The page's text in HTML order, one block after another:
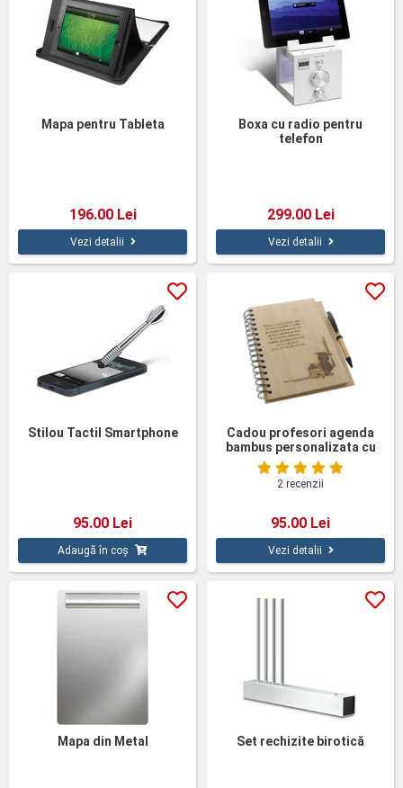
Mapa pentru Tableta
196.00 Lei
Vezi detalii
Boxa cu radio pentru
telefon
299.00 Lei
Vezi detalii
Stilou Tactil Smartphone
95.00 Lei
Adaugă în coș
Cadou profesori agenda
bambus personalizata cu
pix
2 recenzii
95.00 Lei
Vezi detalii
Mapa din Metal Set rechizite birotică